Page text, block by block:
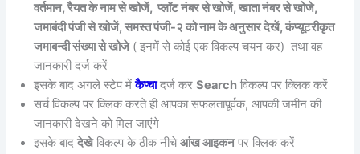
वर्तमान, रैयत के नाम से खोजें, प्लॉट नंबर से खोजें, खाता नंबर से खोजे,
जमाबंदी पंजी से खोजें, समस्त पंजी-२ को नाम के अनुसार देखें, कंप्यूटरीकृत
जमाबन्दी संख्या से खोजे( इनमें से कोई एक विकल्प चयन कर) तथा वह
जानकारी दर्ज करें
इसके बाद अगले स्टेप मेंकैप्चादर्ज करSearch विकल्प पर क्लिक करें
सर्च विकल्प पर क्लिक करते ही आपका सफलतापूर्वक, आपकी जमीन की
जानकारी देखने को मिल जाएंगे
इसके बाददेखेविकल्प के ठीक नीचेआंख आइकनपर क्लिक करें